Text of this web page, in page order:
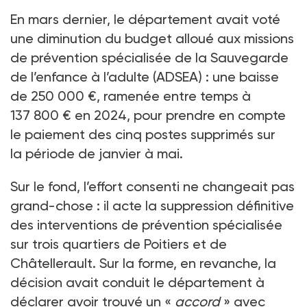
En mars dernier, le département avait voté
une diminution du budget alloué aux missions
de prévention spécialisée de la Sauvegarde
de l’enfance à l’adulte (ADSEA) : une baisse
de 250 000 €, ramenée entre temps à
137 800 € en 2024, pour prendre en compte
le paiement des cinq postes supprimés sur
la période de janvier à mai.
Sur le fond, l’effort consenti ne changeait pas
grand-chose : il acte la suppression définitive
des interventions de prévention spécialisée
sur trois quartiers de Poitiers et de
Châtellerault. Sur la forme, en revanche, la
décision avait conduit le département à
déclarer avoir trouvé un « accord » avec